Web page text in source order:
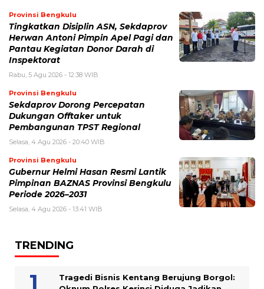
Provinsi Bengkulu
Tingkatkan Disiplin ASN, Sekdaprov
Herwan Antoni Pimpin Apel Pagi dan
Pantau Kegiatan Donor Darah di
Inspektorat
Rabu, 5 Agu 2026 - 12:38 WIB
Provinsi Bengkulu
Sekdaprov Dorong Percepatan
Dukungan Offtaker untuk
Pembangunan TPST Regional
Selasa, 4 Agu 2026 - 20:40 WIB
Provinsi Bengkulu
Gubernur Helmi Hasan Resmi Lantik
Pimpinan BAZNAS Provinsi Bengkulu
Periode 2026–2031
Selasa, 4 Agu 2026 - 13:41 WIB
TRENDING
Tragedi Bisnis Kentang Berujung Borgol: